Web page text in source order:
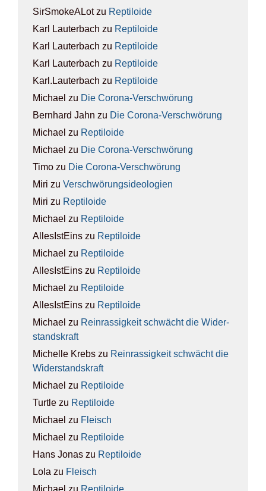
SirSmokeALotzu Rep­ti­lo­ide
Karl Lauterbach zu Rep­ti­lo­ide
Karl Lauterbach zu Rep­ti­lo­ide
Karl Lauterbach zu Rep­ti­lo­ide
Karl.Lauterbach zu Rep­ti­lo­ide
Michael zu Die Coro­na-Ver­schwö­rung
Bernhard Jahn zu Die Coro­na-Ver­schwö­rung
Michael zu Rep­ti­lo­ide
Michael zu Die Coro­na-Ver­schwö­rung
Timo zu Die Coro­na-Ver­schwö­rung
Miri zu Ver­schwö­rungs­ideo­lo­gien
Miri zu Rep­ti­lo­ide
Michael zu Rep­ti­lo­ide
AllesIstEins zu Rep­ti­lo­ide
Michael zu Rep­ti­lo­ide
AllesIstEins zu Rep­ti­lo­ide
Michael zu Rep­ti­lo­ide
AllesIstEins zu Rep­ti­lo­ide
Michael zu Rein­ras­sig­keit schwächt die Wider­
stands­kraft
Michelle Krebs zu Rein­ras­sig­keit schwächt die
Wider­stands­kraft
Michael zu Rep­ti­lo­ide
Turtle zu Rep­ti­lo­ide
Michael zu Fleisch
Michael zu Rep­ti­lo­ide
Hans Jonas zu Rep­ti­lo­ide
Lola zu Fleisch
Michael zu Rep­ti­lo­ide